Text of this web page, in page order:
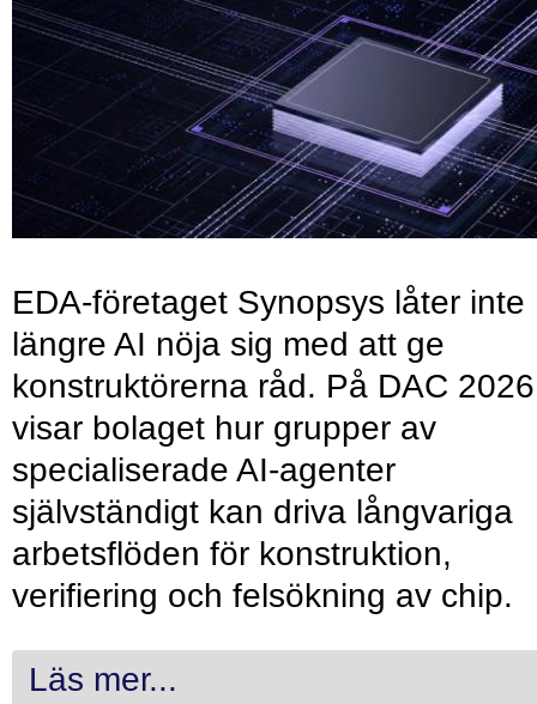
EDA-företaget Synopsys låter inte
längre AI nöja sig med att ge
konstruktörerna råd. På DAC 2026
visar bolaget hur grupper av
specialiserade AI-agenter
självständigt kan driva långvariga
arbetsflöden för konstruktion,
verifiering och felsökning av chip.
Läs mer...